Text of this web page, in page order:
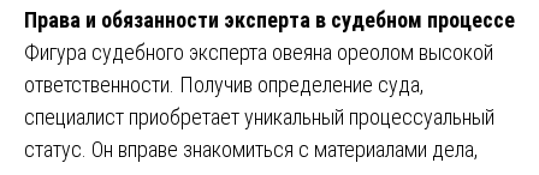
Права и обязанности эксперта в судебном процессе
Фигура судебного эксперта овеяна ореолом высокой
ответственности. Получив определение суда,
специалист приобретает уникальный процессуальный
статус. Он вправе знакомиться с материалами дела,